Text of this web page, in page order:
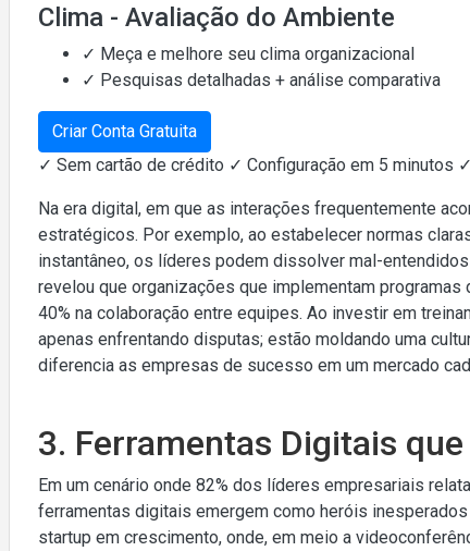
Clima - Avaliação do Ambiente
✓ Meça e melhore seu clima organizacional
✓ Pesquisas detalhadas + análise comparativa
Criar Conta Gratuita
✓ Sem cartão de crédito ✓ Configuração em 5 minutos
Na era digital, em que as interações frequentemente
estratégicos. Por exemplo, ao estabelecer normas
instantâneo, os líderes podem dissolver mal-
revelou que organizações que implementam
40% na colaboração entre equipes. Ao investir em
apenas enfrentando disputas; estão moldando uma
diferencia as empresas de sucesso em um mercado
3. Ferramentas Digitais
Em um cenário onde 82% dos líderes empresariais
ferramentas digitais emergem como heróis
startup em crescimento, onde, em meio a